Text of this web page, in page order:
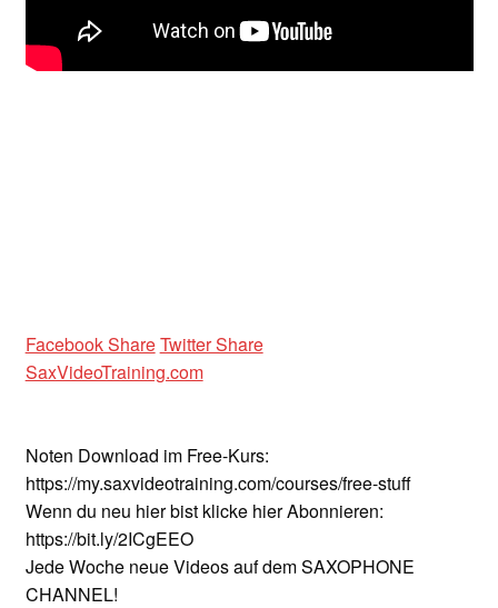
WORKSHOP
Facebook ShareTwitter Share
SaxVideoTraining.com
Noten Download im Free-Kurs:
https://my.saxvideotraining.com/courses/free-stuff
Wenn du neu hier bist klicke hier Abonnieren:
https://bit.ly/2ICgEEO
Jede Woche neue Videos auf dem SAXOPHONE
CHANNEL!